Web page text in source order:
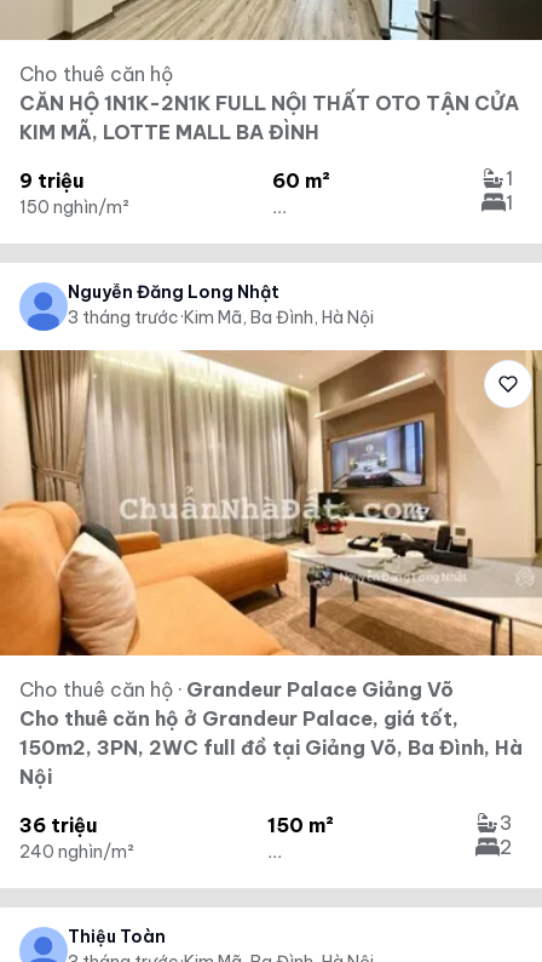
Cho thuê căn hộ
CĂN HỘ 1N1K-2N1K FULL NỘI THẤT OTO TẬN CỬA
KIM MÃ, LOTTE MALL BA ĐÌNH
9 triệu
150 nghìn/m²
60 m²
...
1
1
Nguyễn Đăng Long Nhật
3 tháng trước·Kim Mã, Ba Đình, Hà Nội
Cho thuê căn hộ · Grandeur Palace Giảng Võ
Cho thuê căn hộ ở Grandeur Palace, giá tốt,
150m2, 3PN, 2WC full đồ tại Giảng Võ, Ba Đình, Hà
Nội
36 triệu
240 nghìn/m²
150 m²
...
3
2
Thiệu Toàn